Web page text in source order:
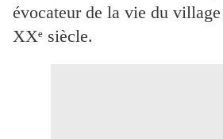
évocateur de la vie du
XXᵉ siècle.